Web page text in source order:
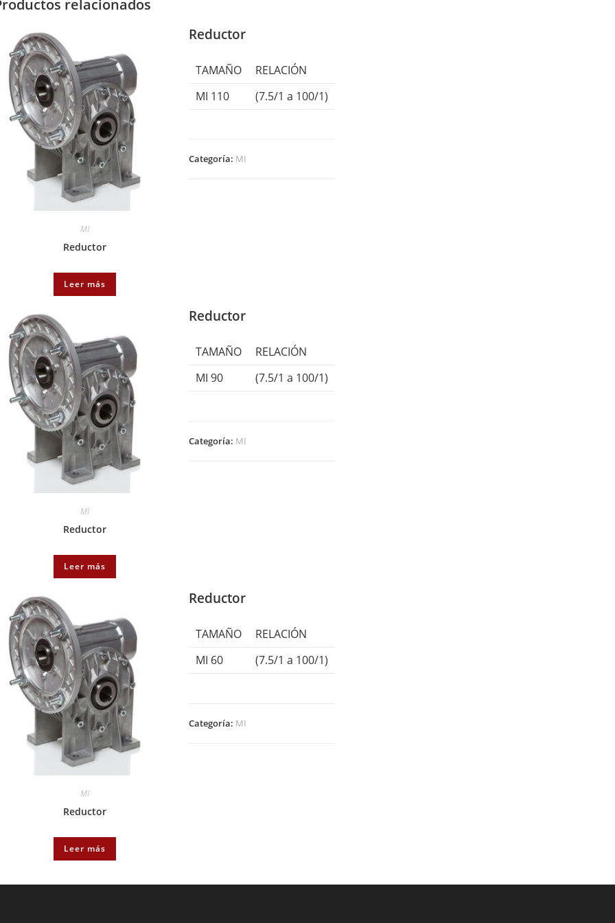
relacionados
MI
Reductor
Leer más
Reductor
TAMAÑO
RELACIÓN
MI 110
(7.5/1 a 100/1)
Categoría: MI
MI
Reductor
Leer más
Reductor
TAMAÑO
RELACIÓN
MI 90
(7.5/1 a 100/1)
Categoría: MI
MI
Reductor
Leer más
Reductor
TAMAÑO
RELACIÓN
MI 60
(7.5/1 a 100/1)
Categoría: MI